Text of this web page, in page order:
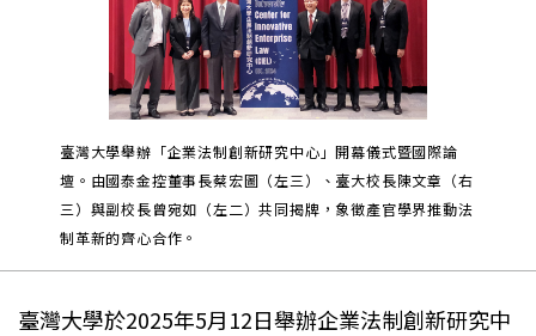
臺灣大學舉辦「企業法制創新研究中心」開幕儀式暨國際論
壇。由國泰金控董事長蔡宏圖（左三）、臺大校長陳文章（右
三）與副校長曾宛如（左二）共同揭牌，象徵產官學界推動法
制革新的齊心合作。
臺灣大學於2025年5月12日舉辦企業法制創新研究中